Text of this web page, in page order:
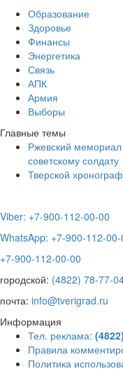
Образование
Здоровье
Финансы
Энергетика
Связь
АПК
Армия
Выборы
Главные темы
Ржевский мемориал
советскому солдату
Тверской
Viber: +7-900-112-00-00
WhatsApp: +7-900-112-00-
+7-900-112-00-00
городской: (4822) 78-77-
почта: info@tverigrad.ru
Информация
Тел. реклама:
Правила
Политика